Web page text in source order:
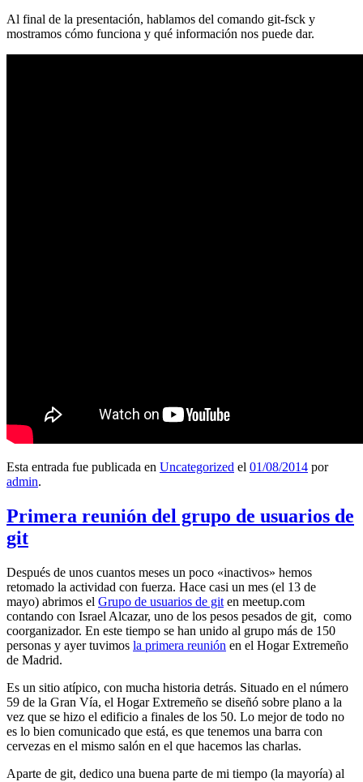
Al final de la presentación, hablamos del comando git-fsck y
mostramos cómo funciona y qué información nos puede dar.
Esta entrada fue publicada en Uncategorized el 01/08/2014 por
admin.
Primera reunión del grupo de usuarios de
git
Después de unos cuantos meses un poco «inactivos» hemos
retomado la actividad con fuerza. Hace casi un mes (el 13 de
mayo) abrimos el Grupo de usuarios de git en meetup.com
contando con Israel Alcazar, uno de los pesos pesados de git, como
coorganizador. En este tiempo se han unido al grupo más de 150
personas y ayer tuvimos la primera reunión en el Hogar Extremeño
de Madrid.
Es un sitio atípico, con mucha historia detrás. Situado en el número
59 de la Gran Vía, el Hogar Extremeño se diseñó sobre plano a la
vez que se hizo el edificio a finales de los 50. Lo mejor de todo no
es lo bien comunicado que está, es que tenemos una barra con
cervezas en el mismo salón en el que hacemos las charlas.
Aparte de git, dedico una buena parte de mi tiempo (la mayoría) al